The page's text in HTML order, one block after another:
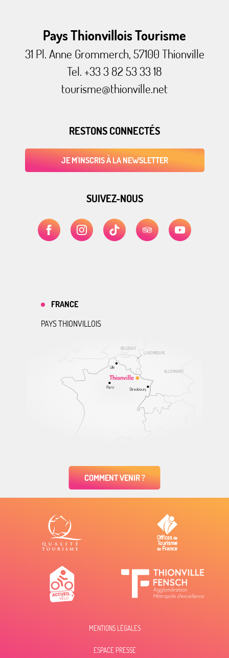
Pays Thionvillois Tourisme
31 Pl. Anne Grommerch, 57100 Thionville
Tel. +33 3 82 53 33 18
tourisme@thionville.net
RESTONS CONNECTÉS
JE M'INSCRIS À LA NEWSLETTER
SUIVEZ-NOUS
ALLEMAGNE
BELGIQUE
LUXEMBOURG
Thionville
Lille
Paris Strasbourg
FRANCE
PAYS THIONVILLOIS
COMMENT VENIR ?
MENTIONS LÉGALES
ESPACE PRESSE